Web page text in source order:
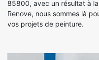
85800, avec un résultat à
Renove, nous sommes là
vos projets de peinture.